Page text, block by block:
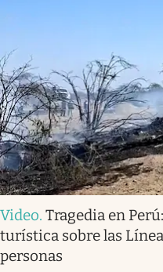
Video. Tragedia en
turística sobre las
personas